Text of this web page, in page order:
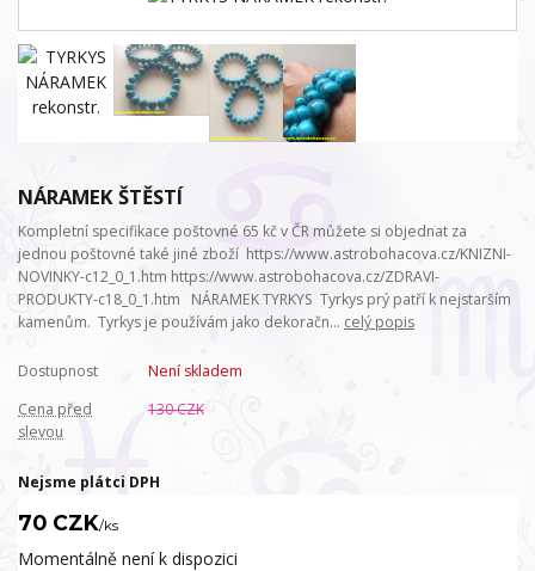
NÁRAMEK ŠTĚSTÍ
Kompletní specifikace poštovné 65 kč v ČR můžete si objednat za
jednou poštovné také jiné zboží https://www.astrobohacova.cz/KNIZNI-
NOVINKY-c12_0_1.htm https://www.astrobohacova.cz/ZDRAVI-
PRODUKTY-c18_0_1.htm NÁRAMEK TYRKYS Tyrkys prý patří k nejstarším
kamenům. Tyrkys je používám jako dekoračn... celý popis
Dostupnost
Není skladem
Cena před
slevou
130 CZK
Nejsme plátci DPH
70 CZK/ks
Momentálně není k dispozici